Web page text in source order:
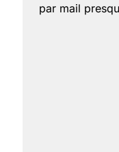
par mail